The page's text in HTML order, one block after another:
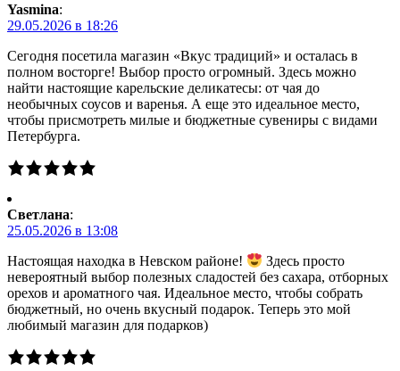
Yasmina:
29.05.2026 в 18:26
Сегодня посетила магазин «Вкус традиций» и осталась в
полном восторге! Выбор просто огромный. Здесь можно
найти настоящие карельские деликатесы: от чая до
необычных соусов и варенья. А еще это идеальное место,
чтобы присмотреть милые и бюджетные сувениры с видами
Петербурга.
Светлана:
25.05.2026 в 13:08
Настоящая находка в Невском районе!
Здесь просто
невероятный выбор полезных сладостей без сахара, отборных
орехов и ароматного чая. Идеальное место, чтобы собрать
бюджетный, но очень вкусный подарок. Теперь это мой
любимый магазин для подарков)